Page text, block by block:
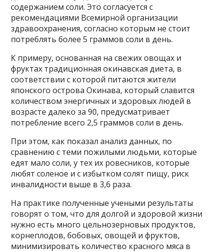
содержанием соли. Это согласуется с
рекомендациями Всемирной организации
здравоохранения, согласно которым не стоит
потреблять более 5 граммов соли в день.
К примеру, основанная на свежих овощах и
фруктах традиционная окинавская диета, в
соответствии с которой питаются жители
японского острова Окинава, который славится
количеством энергичных и здоровых людей в
возрасте далеко за 90, предусматривает
потребление всего 2,5 граммов соли в день.
При этом, как показал анализ данных, по
сравнению с теми пожилыми людьми, которые
едят мало соли, у тех их ровесников, которые
любят соленое и с избытком солят пищу, риск
инвалидности выше в 3,6 раза.
На практике полученные учеными результаты
говорят о том, что для долгой и здоровой жизни
нужно есть много цельнозерновых продуктов,
корнеплодов, бобовых, овощей и фруктов,
минимизировать количество красного мяса в